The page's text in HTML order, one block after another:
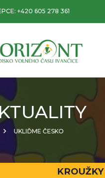
+420 605 278 361
UKLIĎME ČESKO
KROUŽKY